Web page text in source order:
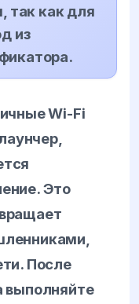
так как для
из
Wi-Fi
Это
После
выполняйте